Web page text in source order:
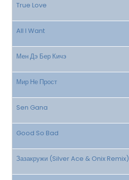
True Love
All I Want
Мен Дэ Бер Кичэ
Мир Не Прост
Sen Gana
Good So Bad
Зазакружи (Silver Ace & Onix Remix)